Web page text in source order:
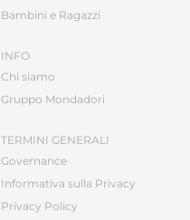
Bambini e Ragazzi
INFO
Chi siamo
Gruppo Mondadori
TERMINI GENERALI
Governance
Informativa sulla Privacy
Privacy Policy